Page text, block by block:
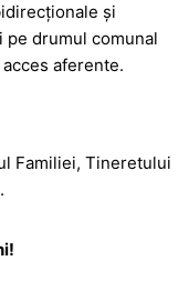
și
drumul comunal
aferente.
Familiei, Tineretului